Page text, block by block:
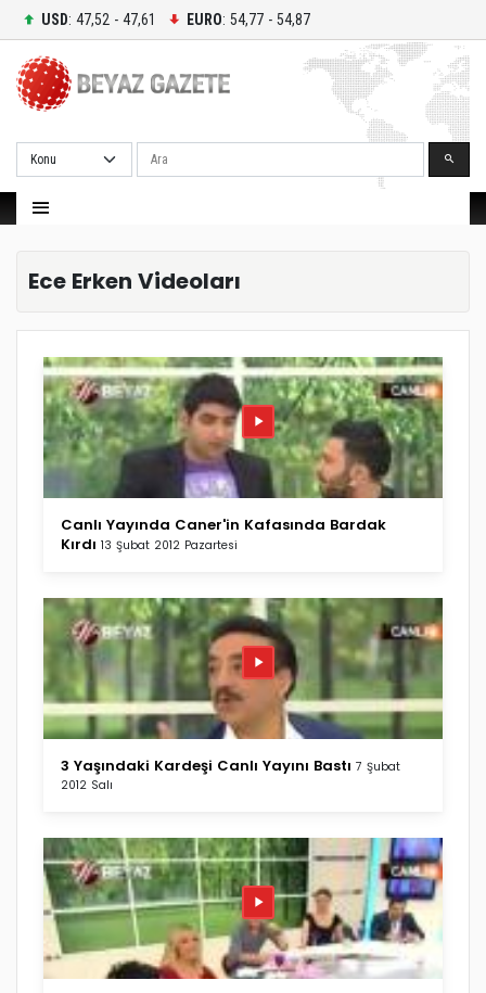
USD: 47,52 - 47,61 EURO: 54,77 - 54,87
Ara
Ece Erken Videoları
Canlı Yayında Caner'in Kafasında Bardak
Kırdı 13 Şubat 2012 Pazartesi
3 Yaşındaki Kardeşi Canlı Yayını Bastı 7 Şubat
2012 Salı